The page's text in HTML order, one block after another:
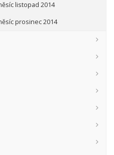
listopad 2014
prosinec 2014